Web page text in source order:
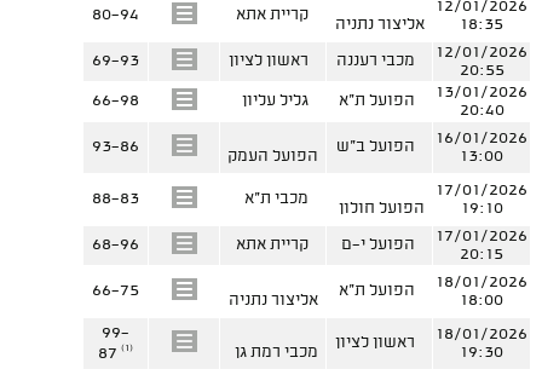
12/01/2026
18:35
אליצור נתניה
קריית אתא 80-94
12/01/2026
20:55
מכבי רעננה ראשון לציון
69-93
13/01/2026
20:40
הפועל ת"א גליל עליון 66-98
16/01/2026
13:00
הפועל ב"ש
הפועל העמק
93-86
17/01/2026
19:10
הפועל חולון
מכבי ת"א 88-83
17/01/2026
20:15
הפועל י-ם קריית אתא 68-96
18/01/2026
18:00
הפועל ת"א
אליצור נתניה
66-75
18/01/2026
19:30
ראשון לציון
מכבי רמת גן
99-
87(1)